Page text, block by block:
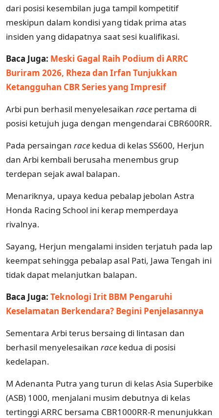
dari posisi kesembilan juga tampil kompetitif
meskipun dalam kondisi yang tidak prima atas
insiden yang didapatnya saat sesi kualifikasi.
Baca Juga: Meski Gagal Raih Podium di ARRC
Buriram 2026, Rheza dan Irfan Tunjukkan
Ketangguhan CBR Series yang Impresif
Arbi pun berhasil menyelesaikan race pertama di
posisi ketujuh juga dengan mengendarai CBR600RR.
Pada persaingan race kedua di kelas SS600, Herjun
dan Arbi kembali berusaha menembus grup
terdepan sejak awal balapan.
Menariknya, upaya kedua pebalap jebolan Astra
Honda Racing School ini kerap memperdaya
rivalnya.
Sayang, Herjun mengalami insiden terjatuh pada lap
keempat sehingga pebalap asal Pati, Jawa Tengah ini
tidak dapat melanjutkan balapan.
Baca Juga: Teknologi Irit BBM Pengaruhi
Keselamatan Berkendara? Begini Penjelasannya
Sementara Arbi terus bersaing di lintasan dan
berhasil menyelesaikan race kedua di posisi
kedelapan.
M Adenanta Putra yang turun di kelas Asia Superbike
(ASB) 1000, menjalani musim debutnya di kelas
tertinggi ARRC bersama CBR1000RR-R menunjukkan